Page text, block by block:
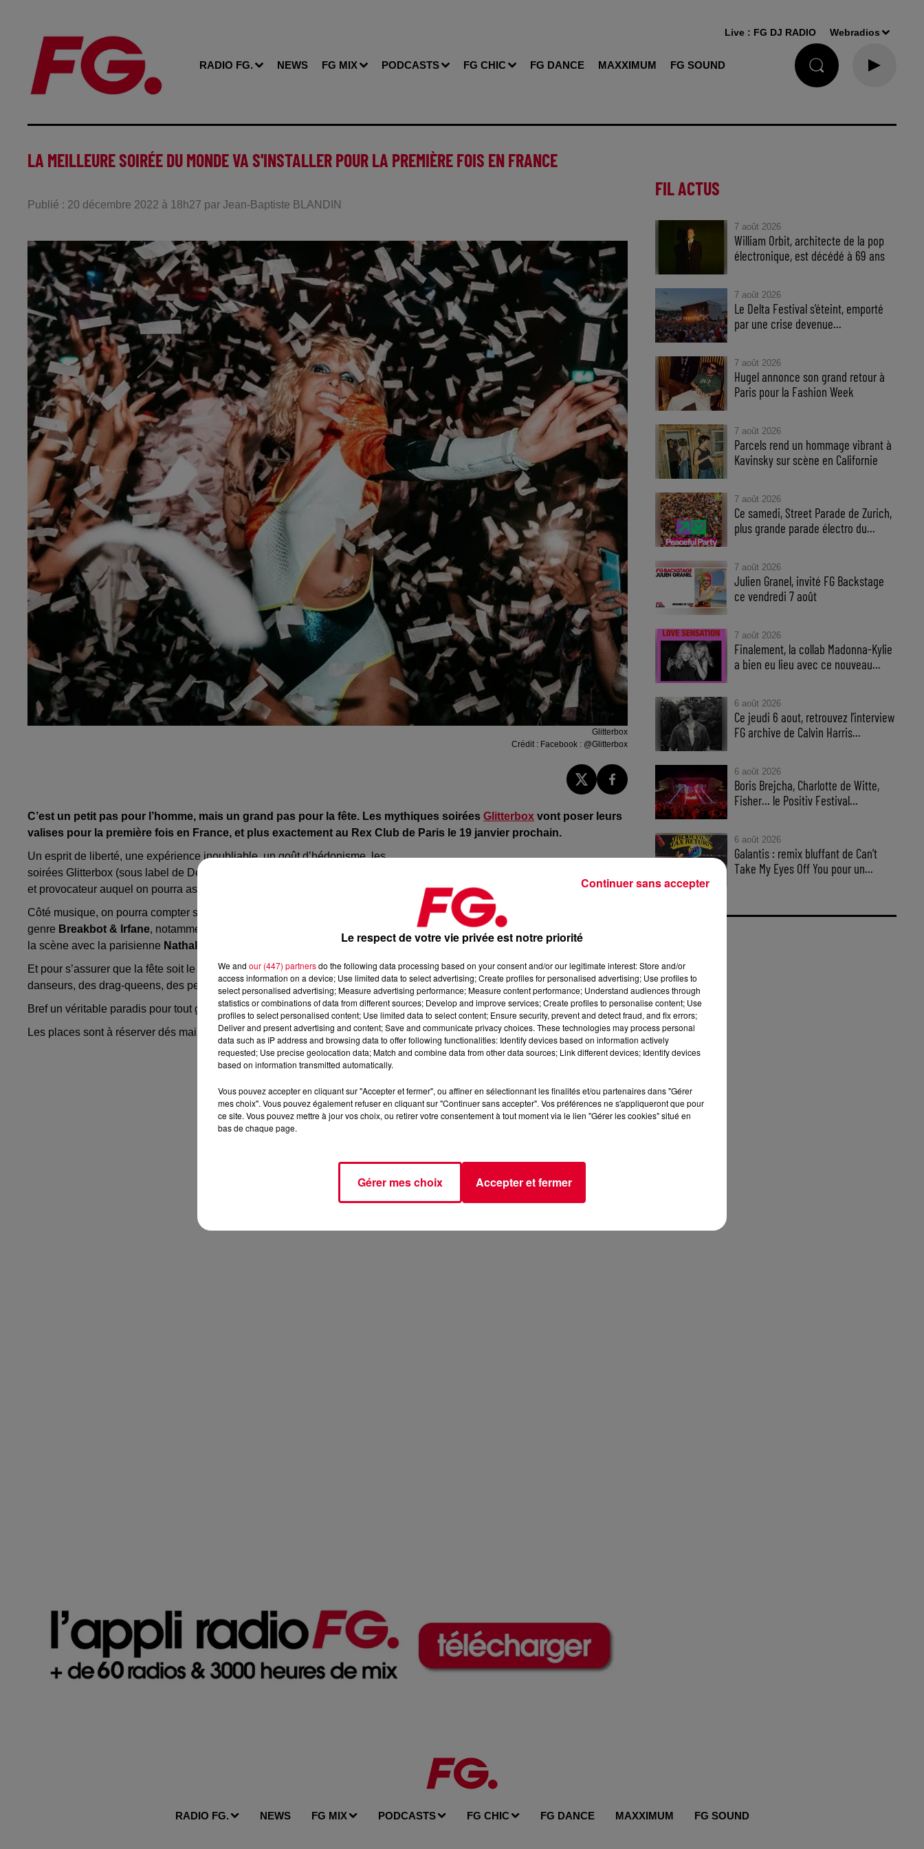
RADIO FG. NEWS FG MIX PODCASTS FG CHIC FG DANCE MAXXIMUM FG SOUND
Live : FG DJ RADIO Webradios
LA MEILLEURE SOIRÉE DU MONDE VA S'INSTALLER POUR LA PREMIÈRE FOIS EN FRANCE
Publié : 20 décembre 2022 à 18h27 par Jean-Baptiste BLANDIN
Glitterbox
Crédit : Facebook : @Glitterbox
C’est un petit pas pour l’homme, mais un grand pas pour la fête. Les mythiques soirées Glitterbox vont poser leurs
valises pour la première fois en France, et plus exactement au Rex Club de Paris le 19 janvier prochain.
Un esprit de liberté, une expérience inoubliable, un goût d’hédonisme, les
soirées Glitterbox (sous label de Defected
et provocateur auquel on pourra assister pour la première fois dans la capitale
à l’occasion de la Fashion
Côté musique, on pourra compter sur des sonorités disco house avec la présence des porte-drapeaux du
genre Breakbot & Irfane, notamment connu pour leur tube « Baby », les poulains du label Ed
la scène avec la parisienne Nathalie Duchene djrésident chez Defected
Et pour s’assurer que la fête soit le plus mémorable et extravagante possible,Glitterboxprévoit de venir avec des
danseurs, des drag-queens, des performeurs et un décors haut encouleurs.
Bref un véritable paradis pour tout grand enfant qui aime la fête.
Les places sont à réserver dés maintenant surla page Facebook de l'événement.
FIL ACTUS
7 août 2026
William Orbit, architecte de la pop
électronique, est décédé à 69 ans
7 août 2026
Le Delta Festival s'éteint, emporté
par une crise devenue...
7 août 2026
Hugel annonce son grand retour à
Paris pour la Fashion Week
7 août 2026
Parcels rend un hommage vibrant à
Kavinsky sur scène en Californie
7 août 2026
Ce samedi, Street Parade de Zurich,
plus grande parade électro du...
7 août 2026
Julien Granel, invité FG Backstage
ce vendredi 7 août
7 août 2026
Finalement, la collab Madonna-Kylie
a bien eu lieu avec ce nouveau...
6 août 2026
Ce jeudi 6 aout, retrouvez l'interview
FG archive de Calvin Harris...
6 août 2026
Boris Brejcha, Charlotte de Witte,
Fisher… le Positiv Festival...
6 août 2026
Galantis : remix bluffant de Can’t
Take My Eyes Off You pour un...
RADIO FG. NEWS FG MIX PODCASTS FG CHIC FG DANCE MAXXIMUM FG SOUND
Le respect de votre vie privée est notre priorité
We and our (447) partnersdo the following data processing based on your consent and/or our legitimate interest: Store and/or
access information on a device; Use limited data to select advertising; Create profiles for personalised advertising; Use profiles to
select personalised advertising; Measure advertising performance; Measure content performance; Understand audiences through
statistics or combinations of data from different sources; Develop and improve services; Create profiles to personalise content; Use
profiles to select personalised content; Use limited data to select content; Ensure security, prevent and detect fraud, and fix errors;
Deliver and present advertising and content; Save and communicate privacy choices. These technologies may process personal
data such as IP address and browsing data to offer following functionalities: Identify devices based on information actively
requested; Use precise geolocation data; Match and combine data from other data sources; Link different devices; Identify devices
based on information transmitted automatically.
Vous pouvez accepter en cliquant sur "Accepter et fermer", ou affiner en sélectionnant les finalités et/ou partenaires dans "Gérer
mes choix". Vous pouvez également refuser en cliquant sur "Continuer sans accepter". Vos préférences ne s'appliqueront que pour
ce site. Vous pouvez mettre à jour vos choix, ou retirer votre consentement à tout moment via le lien "Gérer les cookies" situé en
bas de chaque page.
Gérer mes choix Accepter et fermer
Continuer sans accepter